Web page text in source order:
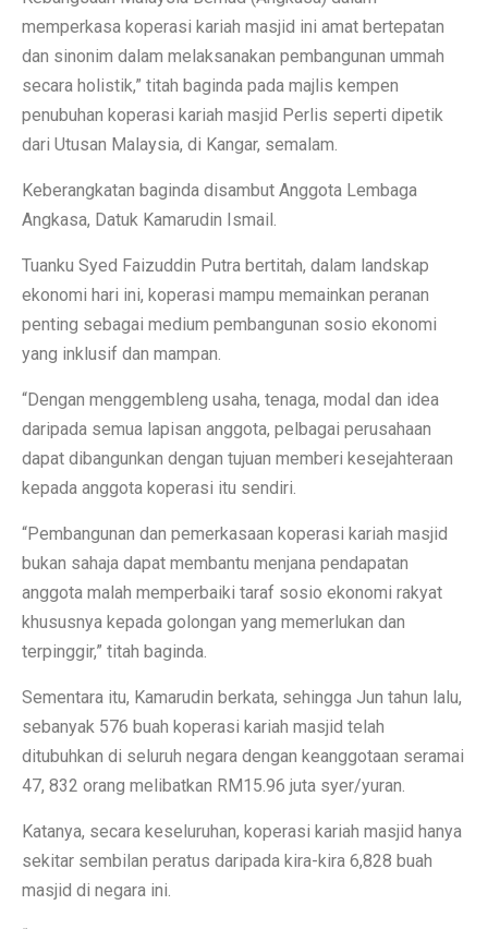
memperkasa koperasi kariah masjid ini amat bertepatan
dan sinonim dalam melaksanakan pembangunan ummah
secara holistik,” titah baginda pada majlis kempen
penubuhan koperasi kariah masjid Perlis seperti dipetik
dari Utusan Malaysia, di Kangar, semalam.
Keberangkatan baginda disambut Anggota Lembaga
Angkasa, Datuk Kamarudin Ismail.
Tuanku Syed Faizuddin Putra bertitah, dalam landskap
ekonomi hari ini, koperasi mampu memainkan peranan
penting sebagai medium pembangunan sosio ekonomi
yang inklusif dan mampan.
“Dengan menggembleng usaha, tenaga, modal dan idea
daripada semua lapisan anggota, pelbagai perusahaan
dapat dibangunkan dengan tujuan memberi kesejahteraan
kepada anggota koperasi itu sendiri.
“Pembangunan dan pemerkasaan koperasi kariah masjid
bukan sahaja dapat membantu menjana pendapatan
anggota malah memperbaiki taraf sosio ekonomi rakyat
khususnya kepada golongan yang memerlukan dan
terpinggir,” titah baginda.
Sementara itu, Kamarudin berkata, sehingga Jun tahun lalu,
sebanyak 576 buah koperasi kariah masjid telah
ditubuhkan di seluruh negara dengan keanggotaan seramai
47, 832 orang melibatkan RM15.96 juta syer/yuran.
Katanya, secara keseluruhan, koperasi kariah masjid hanya
sekitar sembilan peratus daripada kira-kira 6,828 buah
masjid di negara ini.